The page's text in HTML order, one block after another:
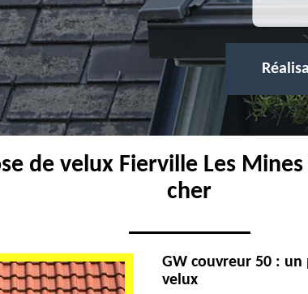
de velux Fierville Les
cher
GW couvreur 50 :
velux